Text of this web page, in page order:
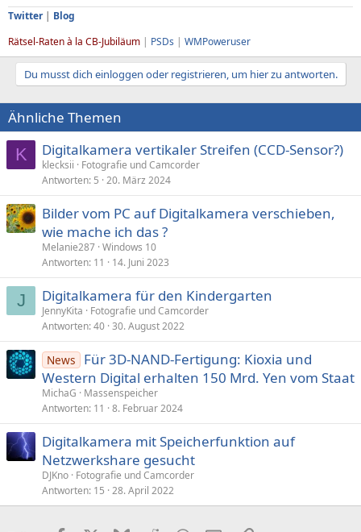
Twitter| Blog
Rätsel-Raten à la CB-Jubiläum | PSDs | WMPoweruser
Du musst dich einloggen oder registrieren, um hier zu antworten.
Ähnliche Themen
K Digitalkamera vertikaler Streifen (CCD-Sensor?)
klecksii
Fotografie und Camcorder
Antworten 5 20. März 2024
Bilder vom PC auf Digitalkamera verschieben,
wie mache ich das ?
Melanie287 Windows 10
Antworten 11 14. Juni 2023
J Digitalkamera für den Kindergarten
JennyKita
Fotografie und Camcorder
Antworten 40 30. August 2022
News
Für 3D-NAND-Fertigung: Kioxia und
Western Digital erhalten 150 Mrd. Yen vom Staat
MichaG
Massenspeicher
Antworten 11 8. Februar 2024
Digitalkamera mit Speicherfunktion auf
Netzwerkshare gesucht
DJKno Fotografie und Camcorder
Antworten 15 28. April 2022